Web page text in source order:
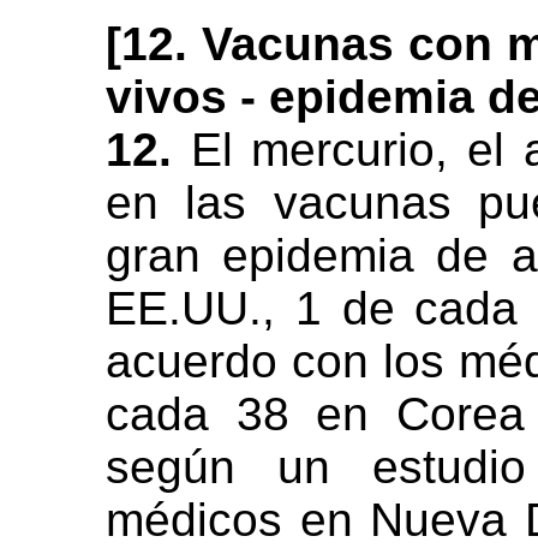
[12. Vacunas con
vivos - epidemia
12. El mercurio, el
en las vacunas
gran epidemia de
EE.UU., 1 de
acuerdo con los
cada 38 en
según un
médicos en Nueva